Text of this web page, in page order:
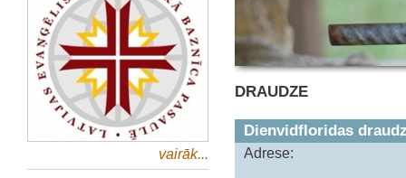
vairāk...
DRAUDZE
Dienvidfloridas
Adrese: